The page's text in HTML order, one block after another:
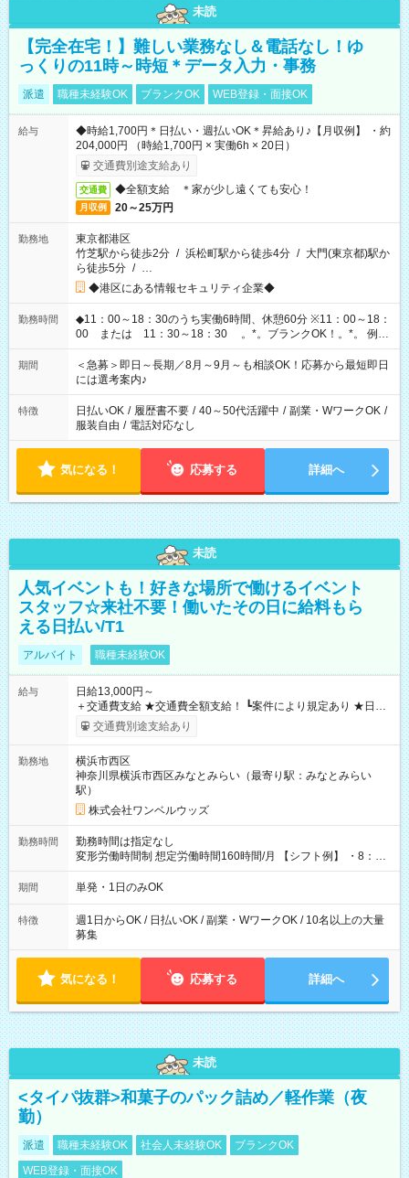
未読
【完全在宅！】難しい業務なし＆電話なし！ゆ
っくりの11時～時短＊データ入力・事務
派遣 職種未経験OK ブランクOK WEB登録・面接OK
給与
◆時給1,700円＊日払い・週払いOK＊昇給あり♪【月収例】 ・約
204,000円 （時給1,700円 × 実働6h × 20日）
交通費別途支給あり
交通費 ◆全額支給 ＊家が少し遠くても安心！
月収例 20～25万円
勤務地
東京都港区
竹芝駅から徒歩2分 / 浜松町駅から徒歩4分 / 大門(東京都)駅か
ら徒歩5分 / …
◆港区にある情報セキュリティ企業◆
勤務時間
◆11：00～18：30のうち実働6時間、休憩60分 ※11：00～18：
00 または 11：30～18：30 。*。ブランクOK！。*。 例え
ば前職が、 在宅/財団法人/事務/コールセンター/受付/販売/カフェ
スタッフ スイーツ販売/ホテルフロント/化粧品販売/など 様々な
業界から入社して活躍されています♪
期間
＜急募＞即日～長期／8月～9月～も相談OK！応募から最短即日
には選考案内♪
特徴 日払いOK / 履歴書不要 / 40～50代活躍中 / 副業・WワークOK /
服装自由 / 電話対応なし
気になる！ 応募する 詳細へ
未読
人気イベントも！好きな場所で働けるイベント
スタッフ☆来社不要！働いたその日に給料もら
える日払い/T1
アルバイト 職種未経験OK
給与
日給13,000円～
＋交通費支給 ★交通費全額支給！ ┗案件により規定あり ★日払
いOK！（規定あり） ┗働いたその日に現金GET♪ お仕事後はコ
ンビニATMから 日払い分を引き落とせます！ 【試用期間】試
交通費別途支給あり
勤務地
横浜市西区
神奈川県横浜市西区みなとみらい（最寄り駅：みなとみらい
駅）
株式会社ワンベルウッズ
勤務時間
勤務時間は指定なし
変形労働時間制 想定労働時間160時間/月 【シフト例】 ・8：00
～21：00
期間 単発・1日のみOK
特徴
週1日からOK / 日払いOK / 副業・WワークOK / 10名以上の大量
募集
気になる！ 応募する 詳細へ
未読
<タイパ抜群>和菓子のパック詰め／軽作業（夜
勤）
派遣 職種未経験OK 社会人未経験OK
ブランクOK
WEB登録・面接OK